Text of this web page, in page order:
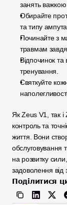
занять важкою
Обирайте
та типу
Починайте з
травмам
Відпочинок та
тренування.
Святкуйте
Як Zeus V1, так і
контроль та
життя. Вони
обслуговування
на розвитку
задоволення від
Поділитися